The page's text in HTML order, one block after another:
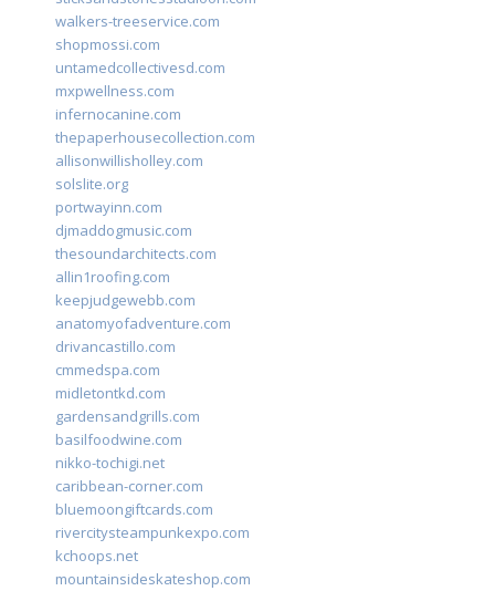
walkers-treeservice.com
shopmossi.com
untamedcollectivesd.com
mxpwellness.com
infernocanine.com
thepaperhousecollection.com
allisonwillisholley.com
solslite.org
portwayinn.com
djmaddogmusic.com
thesoundarchitects.com
allin1roofing.com
keepjudgewebb.com
anatomyofadventure.com
drivancastillo.com
cmmedspa.com
midletontkd.com
gardensandgrills.com
basilfoodwine.com
nikko-tochigi.net
caribbean-corner.com
bluemoongiftcards.com
rivercitysteampunkexpo.com
kchoops.net
mountainsideskateshop.com